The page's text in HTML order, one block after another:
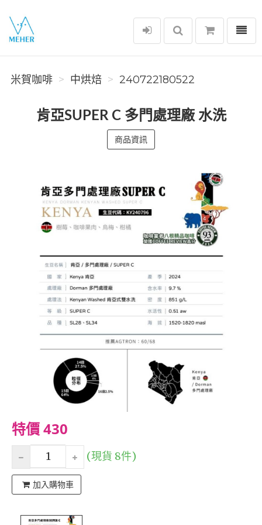
米賀咖啡
選單
米賀咖啡 中烘焙 240722180522
肯亞SUPER C 多門處理廠 水洗
商品資訊
特價 430
(現貨 8件)
加入購物車